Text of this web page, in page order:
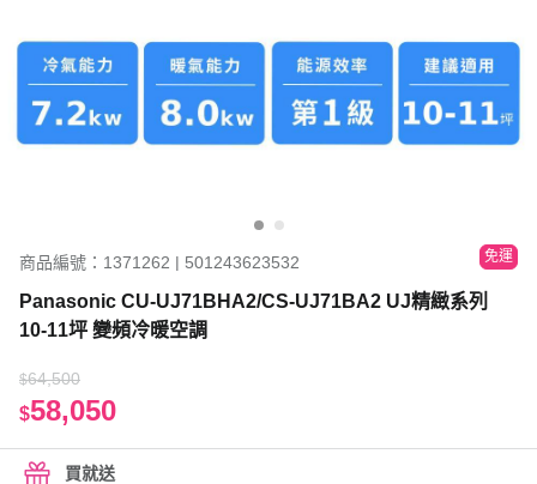
商品編號：1371262 | 501243623532 免運
Panasonic CU-UJ71BHA2/CS-UJ71BA2 UJ精緻系列
10-11坪 變頻冷暖空調
$64,500
$58,050
買就送